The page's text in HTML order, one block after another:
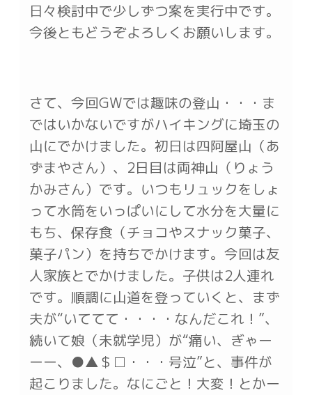
日々検討中で少しずつ案を実行中です。
今後ともどうぞよろしくお願いします。
さて、今回GWでは趣味の登山・・・ま
ではいかないですがハイキングに埼玉の
山にでかけました。初日は四阿屋山（あ
ずまやさん）、2日目は両神山（りょう
かみさん）です。いつもリュックをしょ
って水筒をいっぱいにして水分を大量に
もち、保存食（チョコやスナック菓子、
菓子パン）を持ちでかけます。今回は友
人家族とでかけました。子供は2人連れ
です。順調に山道を登っていくと、まず
夫が“いててて・・・・なんだこれ！”、
続いて娘（未就学児）が“痛い、ぎゃー
ーー、●▲＄□・・・号泣”と、事件が
起こりました。なにごと！大変！とかー